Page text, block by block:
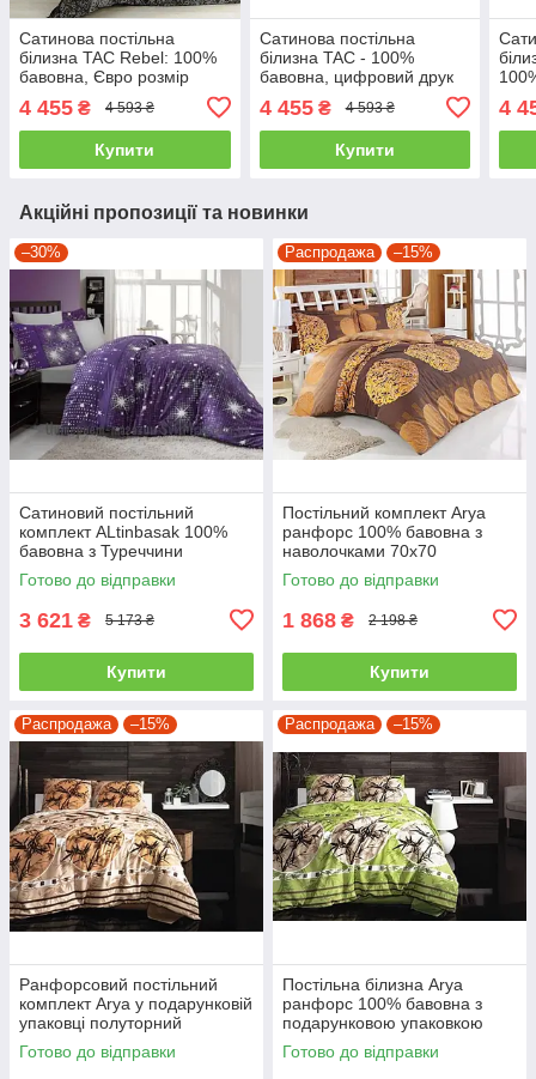
Сатинова постільна
білизна TAC Rebel: 100%
бавовна, Євро розмір
4 455 ₴ 4 593 ₴
Купити
Сатинова постільна
білизна TAC - 100%
бавовна, цифровий друк
4 455₴ 4 593 ₴
Купити
євро
4
Акційні пропозиції та новинки
–30%
Сатиновий постільний
комплект ALtinbasak 100%
бавовна з Туреччини
двоспальний - євро
Готово до відправки
3 621 ₴ 5 173 ₴
Купити
Распродажа –15%
Постільний комплект Arya
ранфорс 100% бавовна з
наволочками 70x70
полуторний
Готово до відправки
1 868 ₴ 2 198 ₴
Купити
Распродажа –15%
Ранфорсовий постільний
комплект Arya у подарунковій
упаковці полуторний
Готово до відправки
Распродажа –15%
Постільна білизна Arya
ранфорс 100% бавовна з
подарунковою упаковкою
полуторний
Готово до відправки